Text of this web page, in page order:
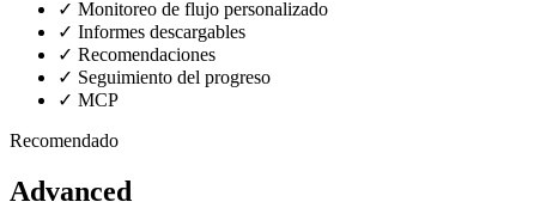
✓ Monitoreo de flujo personalizado
✓ Informes descargables
✓ Recomendaciones
✓ Seguimiento del progreso
✓ MCP
Recomendado
Advanced